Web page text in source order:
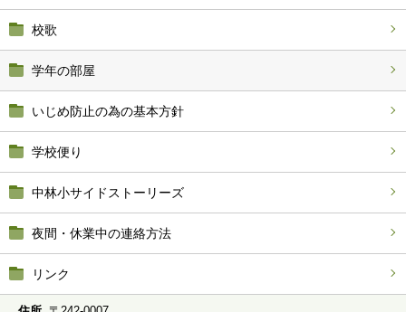
校歌
学年の部屋
いじめ防止の為の基本方針
学校便り
中林小サイドストーリーズ
夜間・休業中の連絡方法
リンク